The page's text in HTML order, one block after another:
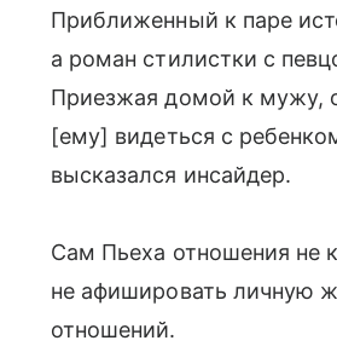
Приближенный к паре
а роман стилистки с
Приезжая домой к мужу,
[ему] видеться с
высказался инсайдер.
Сам Пьеха отношения не
не афишировать личную
отношений.